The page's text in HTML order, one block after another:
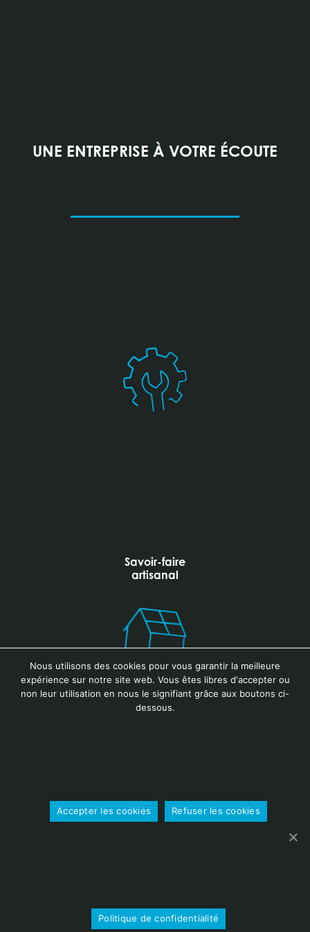
UNE ENTREPRISE À VOTRE ÉCOUTE
Savoir-faire
artisanal
Entreprise
locale
Nous utilisons des cookies pour vous garantir la meilleure
expérience sur notre site web. Vous êtes libres d'accepter ou
non leur utilisation en nous le signifiant grâce aux boutons ci-
dessous.
Accepter les cookies Refuser les cookies
Politique de confidentialité